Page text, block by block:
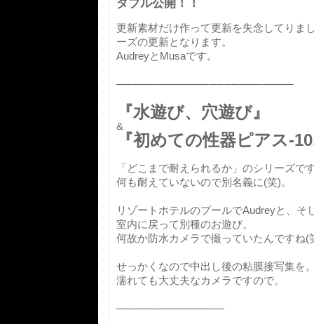
ダブル公開！！
更新素材だけ作って更新を失念してりま
ーズの更新となります。
AudreyとMusaです。
───────────────────────
『水遊び、穴遊び』
&
『初めての性器ピアス-
「どこまで耐えられるか」のシリーズで
何も耐えていないので別名義に(笑)。
リゾートホテルのプールでAudreyと、そ
室内に戻って別種のお遊び。
何故か防水カメラで撮っていたんですね(
せっかくなので中出し後の粘膜接写集を
濡れても大丈夫なカメラですので。
──────────────